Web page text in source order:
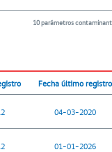
10 parámetros
Fecha último registro
04-03-2020
01-01-2026